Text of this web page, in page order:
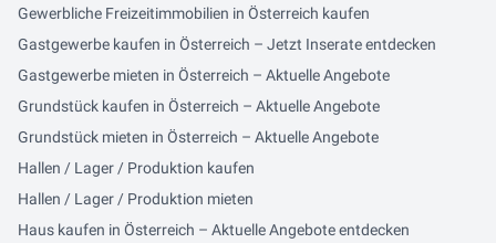
Gewerbliche Freizeitimmobilien in Österreich kaufen
Gastgewerbe kaufen in Österreich – Jetzt Inserate entdecken
Gastgewerbe mieten in Österreich – Aktuelle Angebote
Grundstück kaufen in Österreich – Aktuelle Angebote
Grundstück mieten in Österreich – Aktuelle Angebote
Hallen / Lager / Produktion kaufen
Hallen / Lager / Produktion mieten
Haus kaufen in Österreich – Aktuelle Angebote entdecken